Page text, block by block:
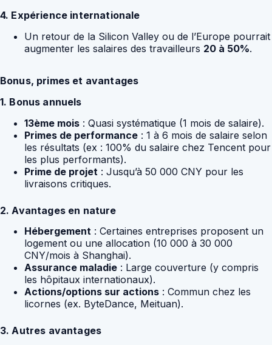
4. Expérience internationale
Un retour de la Silicon Valley ou de l’Europe pourrait
augmenter les salaires des travailleurs 20 à 50%.
Bonus, primes et avantages
1. Bonus annuels
13ème mois : Quasi systématique (1 mois de salaire).
Primes de performance : 1 à 6 mois de salaire selon
les résultats (ex : 100% du salaire chez Tencent pour
les plus performants).
Prime de projet : Jusqu’à 50 000 CNY pour les
livraisons critiques.
2. Avantages en nature
Hébergement : Certaines entreprises proposent un
logement ou une allocation (10 000 à 30 000
CNY/mois à Shanghai).
Assurance maladie : Large couverture (y compris
les hôpitaux internationaux).
Actions/options sur actions : Commun chez les
licornes (ex. ByteDance, Meituan).
3. Autres avantages